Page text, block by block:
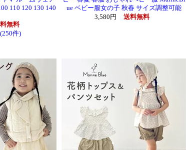
110 120 130 140
無料
(250件)
ue ベビー服女の子 秋春 サイズ調整可能
3,580円
送料無料